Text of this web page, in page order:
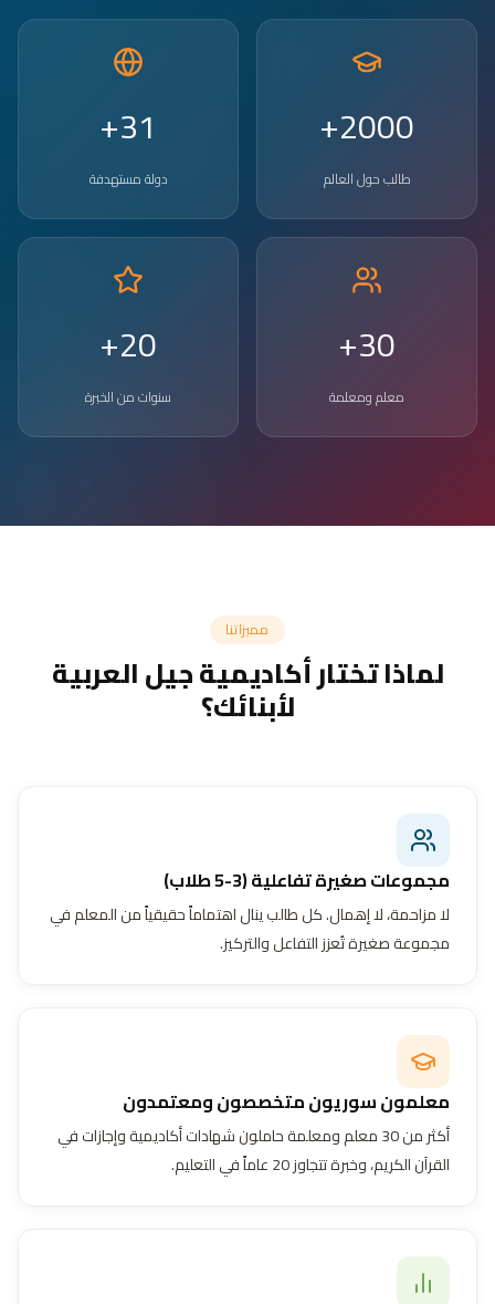
2000+
طالب حول العالم
31+
دولة مستهدفة
30+
معلم ومعلمة
20+
سنوات من الخبرة
مميزاتنا
لماذا تختار أكاديمية جيل العربية
لأبنائك؟
مجموعات صغيرة تفاعلية (3-5 طلاب)
لا مزاحمة، لا إهمال. كل طالب ينال اهتماماً حقيقياً من المعلم في
مجموعة صغيرة تُعزز التفاعل والتركيز.
معلمون سوريون متخصصون ومعتمدون
أكثر من 30 معلم ومعلمة حاملون شهادات أكاديمية وإجازات في
القرآن الكريم، وخبرة تتجاوز 20 عاماً في التعليم.